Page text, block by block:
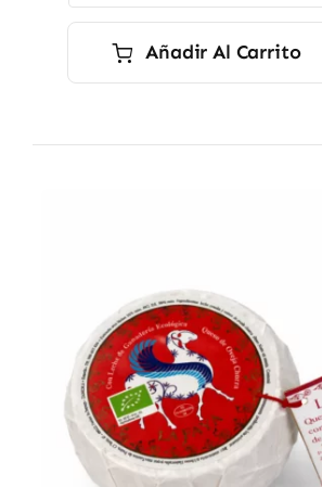
hasta
12,90 €
Añadir Al Carrito